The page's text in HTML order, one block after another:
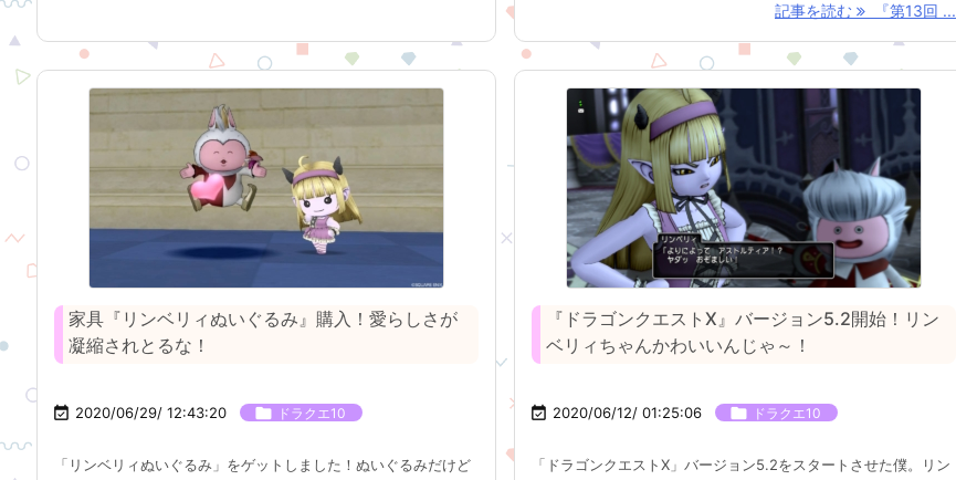
記事を読む 『第13回 ...
家具『リンベリィぬいぐるみ』購入！愛らしさが
凝縮されとるな！
 2020/06/29/ 12:43:20  ドラクエ10
「リンベリィぬいぐるみ」をゲットしました！ぬいぐるみだけど
『ドラゴンクエストX』バージョン5.2開始！リン
ベリィちゃんかわいいんじゃ～！
 2020/06/12/ 01:25:06  ドラクエ10
「ドラゴンクエストX」バージョン5.2をスタートさせた僕。リン